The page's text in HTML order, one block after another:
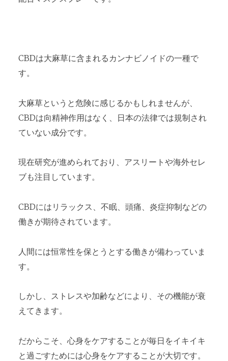
CBDは大麻草に含まれるカンナビノイドの一種で
す。
大麻草というと危険に感じるかもしれませんが、
CBDは向精神作用はなく、日本の法律では規制され
ていない成分です。
現在研究が進められており、アスリートや海外セレ
ブも注目しています。
CBDにはリラックス、不眠、頭痛、炎症抑制などの
働きが期待されています。
人間には恒常性を保とうとする働きが備わっていま
す。
しかし、ストレスや加齢などにより、その機能が衰
えてきます。
だからこそ、心身をケアすることが毎日をイキイキ
と過ごすためには心身をケアすることが大切です。